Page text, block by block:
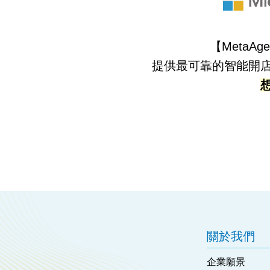
【
提供最可靠的智能開
關於我們
企業願景